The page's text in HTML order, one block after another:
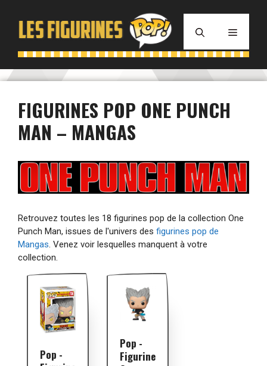
contenu
MENU
FIGURINES POP ONE PUNCH
MAN – MANGAS
Retrouvez toutes les 18 figurines pop de la collection One
Punch Man, issues de l'univers des figurines pop de
Mangas. Venez voir lesquelles manquent à votre
collection.
Pop -
Pop -
Figurine